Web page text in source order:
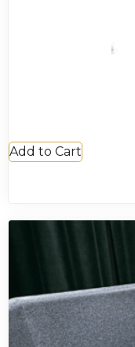
Add to Cart